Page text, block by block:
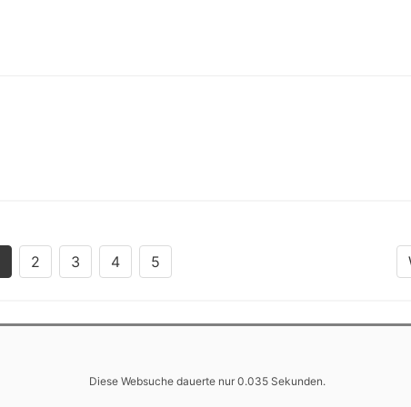
2 3 4 5
Diese Websuche dauerte nur 0.035 Sekunden.